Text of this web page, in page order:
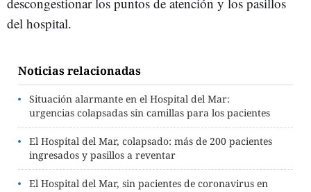
del hospital.
Noticias relacionadas
Situación alarmante en el Hospital del Mar:
urgencias colapsadas sin camillas para los pacientes
El Hospital del Mar, colapsado: más de 200 pacientes
ingresados y pasillos a reventar
El Hospital del Mar, sin pacientes de coronavirus en